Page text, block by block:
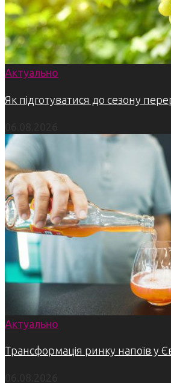
Актуально
Як підготуватися до сезону
Актуально
Трансформація ринку напоїв у